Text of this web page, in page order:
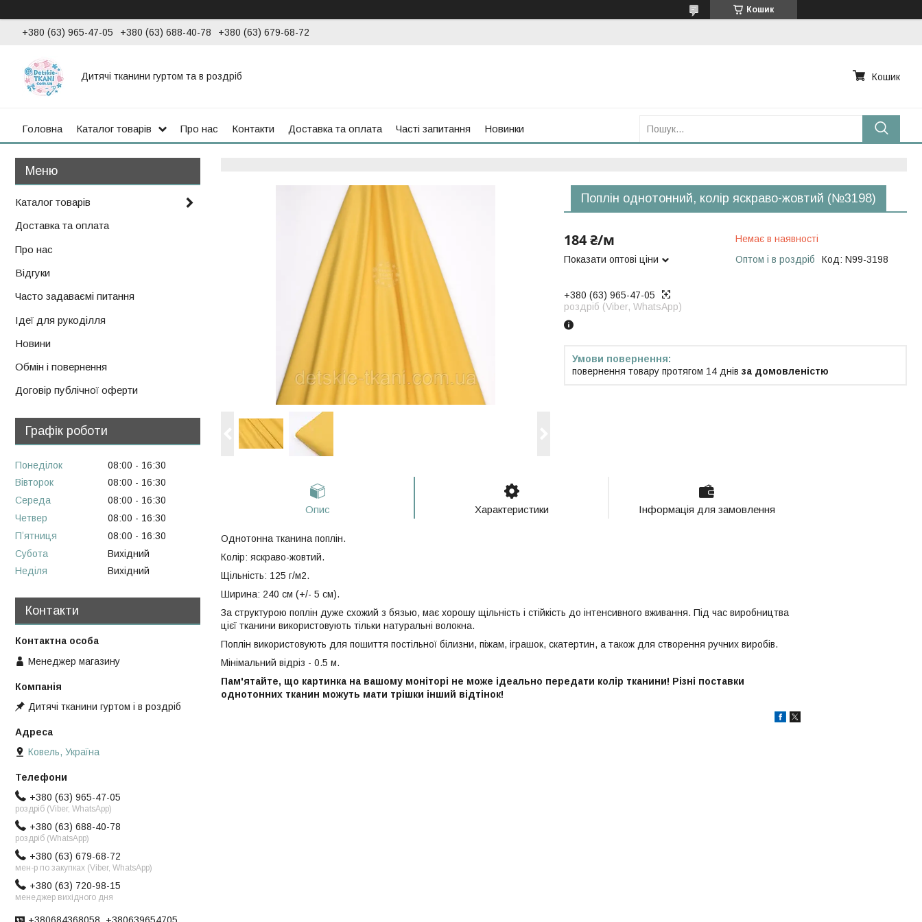
Кошик
+380 (63) 965-47-05 +380 (63) 688-40-78 +380 (63) 679-68-72
Дитячі тканини гуртом та в роздріб Кошик
Головна Каталог товарів Про нас Контакти Доставка та оплата Часті запитання Новинки
Поплін однотонний, колір яскраво-жовтий (№3198)
184 ₴/м
Показати оптові ціни
Немає в наявності
Оптом і в роздріб
Код: N99-3198
+380 (63) 965-47-05
роздріб (Viber, WhatsApp)
повернення товару протягом 14 днів за домовленістю
Опис Характеристики Інформація для замовлення
Однотонна тканина поплін.
Колір: яскраво-жовтий.
Щільність: 125 г/м2.
Ширина: 240 см (+/- 5 см).
За структурою поплін дуже схожий з бязью, має хорошу щільність і стійкість до інтенсивного вживання. Під час виробництва
цієї тканини використовують тільки натуральні волокна.
Поплін використовують для пошиття постільної білизни, піжам, іграшок, скатертин, а також для створення ручних виробів.
Мінімальний відріз - 0.5 м.
Пам'ятайте, що картинка на вашому моніторі не може ідеально передати колір тканини! Різні поставки
однотонних тканин можуть мати трішки інший відтінок!
Каталог товарів
Доставка та оплата
Про нас
Відгуки
Часто задаваємі питання
Ідеї для рукоділля
Новини
Обмін і повернення
Договір публічної оферти
Графік роботи
Понеділок 08:00
16:30
Вівторок
08:00
16:30
Середа
08:00
16:30
Четвер
08:00
16:30
Пʼятниця
08:00
16:30
Субота
Вихідний
Неділя
Вихідний
Контакти
Менеджер магазину
Дитячі тканини гуртом і в роздріб
Ковель, Україна
+380 (63) 965-47-05
роздріб (Viber, WhatsApp)
+380 (63) 688-40-78
роздріб (WhatsApp)
+380 (63) 679-68-72
мен-р по закупках (Viber, WhatsApp)
+380 (63) 720-98-15
менеджер вихідного дня